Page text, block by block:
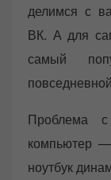
делимся с
ВК. А для
самый
Проблема
компьютер —
ноутбук